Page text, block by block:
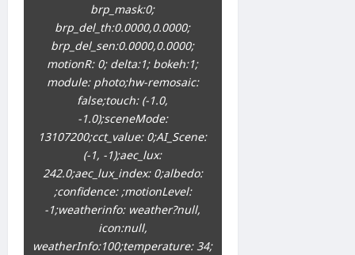
brp_mask:0;
brp_del_th:0.0000,0.0000;
brp_del_sen:0.0000,0.0000;
motionR: 0; delta:1; bokeh:1;
module: photo;hw-remosaic:
false;touch: (-1.0,
-1.0);sceneMode:
13107200;cct_value: 0;AI_Scene:
(-1, -1);aec_lux:
242.0;aec_lux_index: 0;albedo:
;confidence: ;motionLevel:
-1;weatherinfo: weather?null,
icon:null,
weatherInfo:100;temperature: 34;